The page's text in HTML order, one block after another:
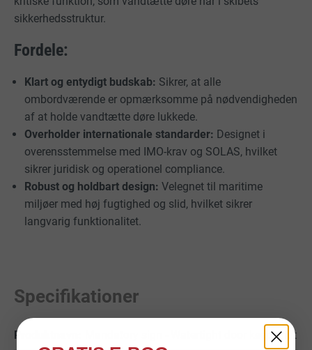
sikkerhedsstruktur.
Fordele:
Klart og entydigt budskab: Sikrer, at alle
ombordværende er opmærksomme på nødvendigheden
af at holde vandtætte døre lukkede.
Overholder internationale standarder: Designet i
overensstemmelse med IMO-krav og SOLAS, hvilket
sikrer juridisk og operationel compliance.
Robust og holdbart design: Velegnet til maritime
miljøer med høj fugtighed og slid, hvilket sikrer
langvarig funktionalitet.
Specifikationer
Mandatory sign - Watertight door keep shut